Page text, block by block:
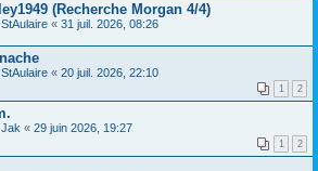
(Recherche Morgan 4/4)
StAulaire « 31 juil. 2026, 08:26
StAulaire « 20 juil. 2026, 22:10
1 2
Jak « 29 juin 2026, 19:27
1 2